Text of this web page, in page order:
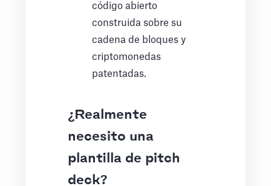
código abierto
construida sobre su
cadena de bloques y
criptomonedas
patentadas.
¿Realmente
necesito una
plantilla de pitch
deck?